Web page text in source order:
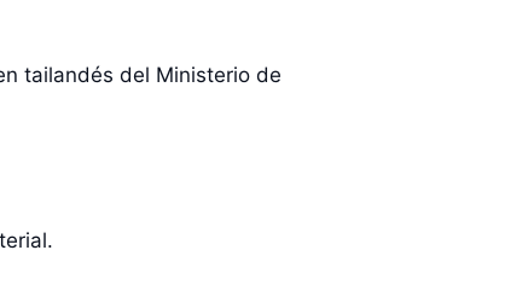
tailandés del Ministerio de